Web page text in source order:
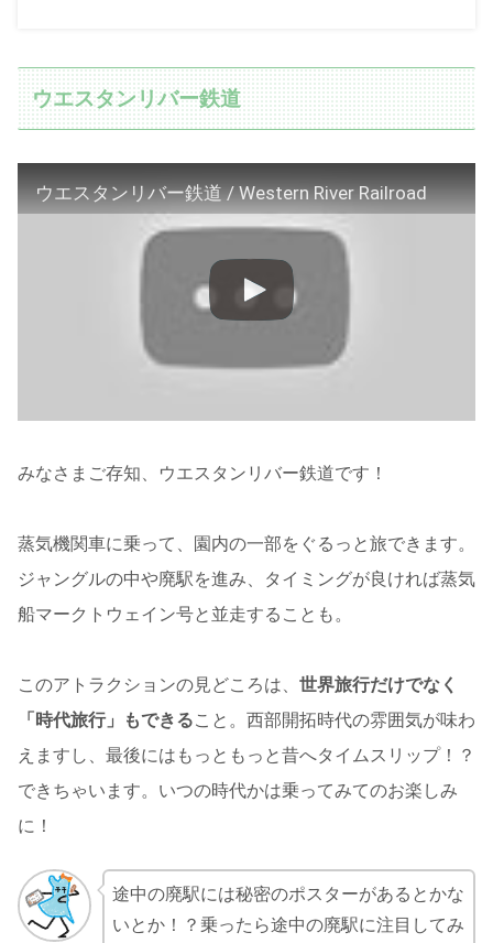
ウエスタンリバー鉄道
ウエスタンリバー鉄道 / Western River Railroad
みなさまご存知、ウエスタンリバー鉄道です！
蒸気機関車に乗って、園内の一部をぐるっと旅できます。
ジャングルの中や廃駅を進み、タイミングが良ければ蒸気
船マークトウェイン号と並走することも。
このアトラクションの見どころは、 世界旅行だけでなく
「時代旅行」もできること。西部開拓時代の雰囲気が味わ
えますし、最後にはもっともっと昔へタイムスリップ！？
できちゃいます。いつの時代かは乗ってみてのお楽しみ
に！
途中の廃駅には秘密のポスターがあるとかな
いとか！？乗ったら途中の廃駅に注目してみ